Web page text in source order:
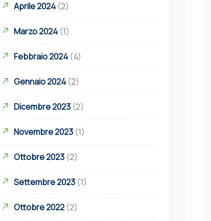
Aprile 2024(2)
Marzo 2024(1)
Febbraio 2024(4)
Gennaio 2024(2)
Dicembre 2023(2)
Novembre 2023(1)
Ottobre 2023(2)
Settembre 2023(1)
Ottobre 2022(2)